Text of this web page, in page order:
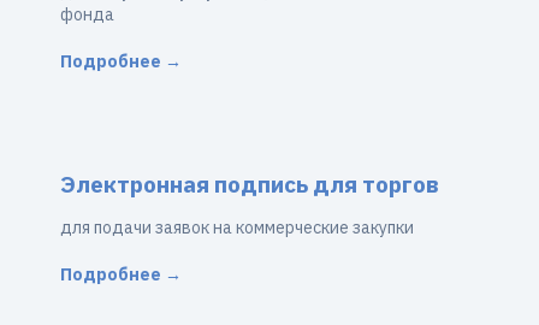
фонда
Подробнее →
Электронная подпись для торгов
для подачи заявок на коммерческие закупки
Подробнее →